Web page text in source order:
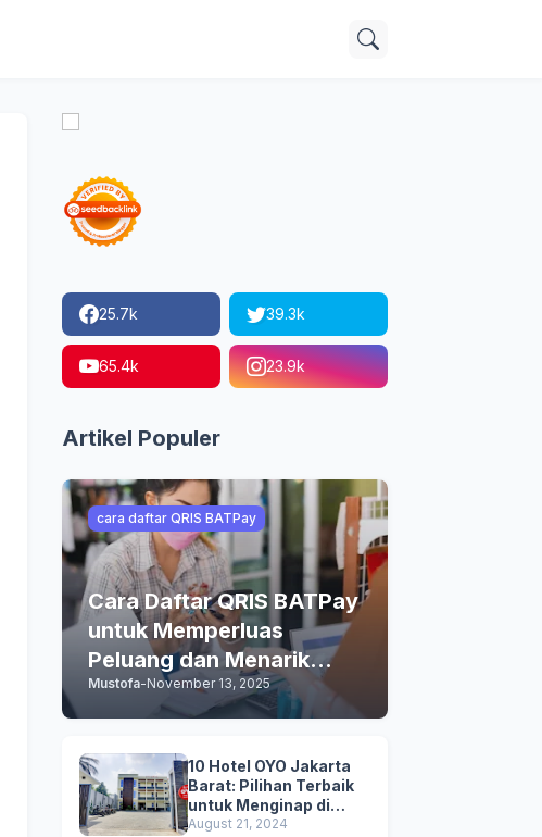
25.7k 39.3k
65.4k 23.9k
Artikel Populer
cara daftar QRIS BATPay
Cara Daftar QRIS BATPay
untuk Memperluas
Peluang dan Menarik
Lebih Banyak Pelanggan
Mustofa-November 13, 2025
10 Hotel OYO Jakarta
Barat: Pilihan Terbaik
untuk Menginap di
Jakarta
August 21, 2024